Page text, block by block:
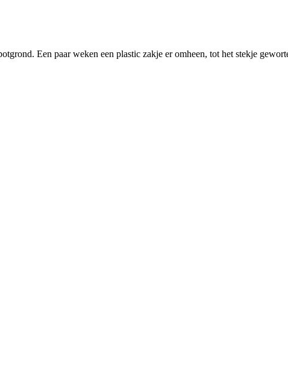
Een paar weken een plastic zakje er omheen, tot het stekje